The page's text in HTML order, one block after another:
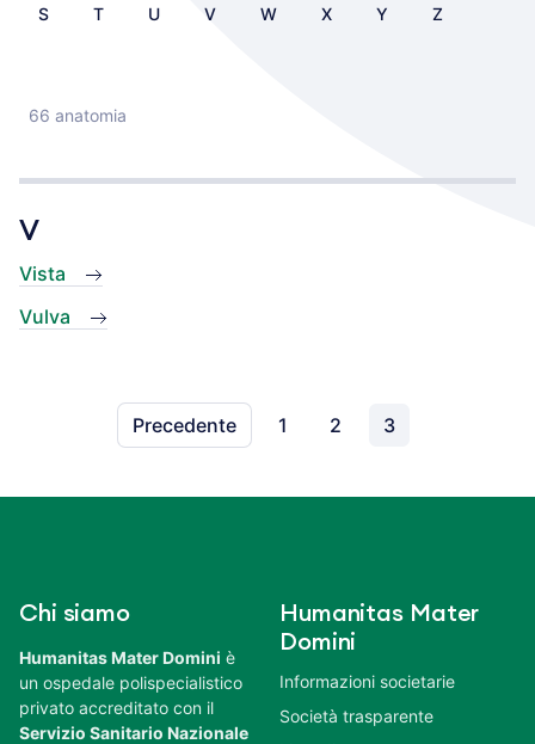
S T U V W X Y Z
66 anatomia
V
Vista
Vulva
Precedente 1 2 3
Chi siamo
Humanitas Mater Domini è
un ospedale polispecialistico
privato accreditato con il
Servizio Sanitario Nazionale
Humanitas Mater
Domini
Informazioni societarie
Società trasparente